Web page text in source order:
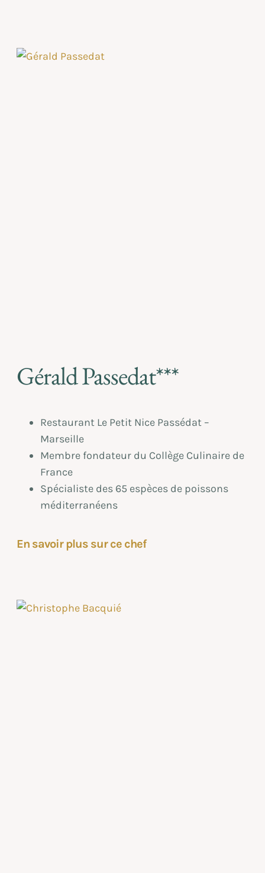
Gérald Passedat***
Restaurant Le Petit Nice Passédat –
Marseille
Membre fondateur du Collège Culinaire de
France
Spécialiste des 65 espèces de poissons
méditerranéens
En savoir plus sur ce chef